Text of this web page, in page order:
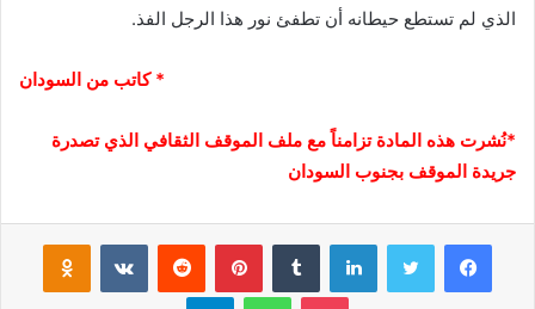
الذي لم تستطع حيطانه أن تطفئ نور هذا الرجل الفذ.
* كاتب من السودان
*نُشرت هذه المادة تزامناً مع ملف الموقف الثقافي الذي تصدرة
جريدة الموقف بجنوب السودان
فيسبوك لينكدإن بينتيريست
بوكيت واتساب تيلقرام